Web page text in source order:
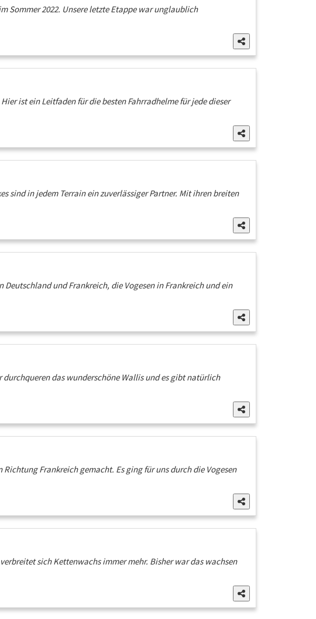
Sommer 2022. Unsere letzte Etappe war unglaublich
ist ein Leitfaden für die besten Fahrradhelme für jede dieser
sind in jedem Terrain ein zuverlässiger Partner. Mit ihren breiten
und Frankreich, die Vogesen in Frankreich und ein
das wunderschöne Wallis und es gibt natürlich
Frankreich gemacht. Es ging für uns durch die Vogesen
sich Kettenwachs immer mehr. Bisher war das wachsen